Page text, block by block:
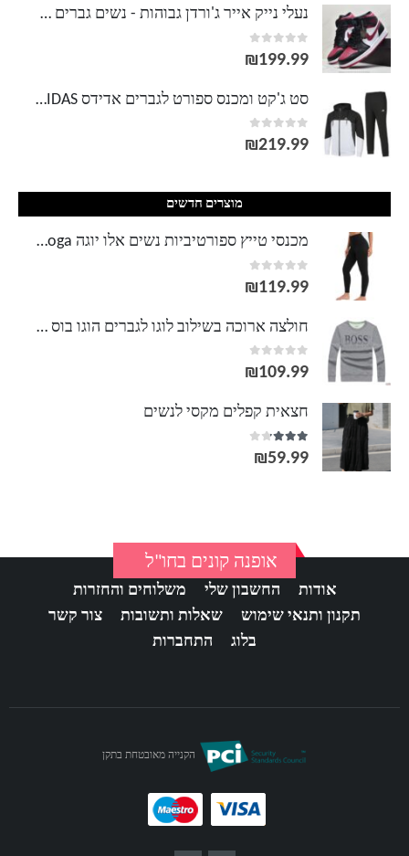
נעלי נייק אייר ג'ורדן גבוהות - נשים גברים NIKE AIR JORDAN
0
out of 5
₪199.99
סט ג'קט ומכנס ספורט לגברים אדידס ADIDAS
0
out of 5
₪219.99
מוצרים חדשים
מכנסי טייץ ספורטיביות נשים אלו יוגה Alo Yoga
0
out of 5
₪119.99
חולצה ארוכה בשילוב לוגו לגברים הוגו בוס Hugo Boss
0
out of 5
₪109.99
חצאית קפלים מקסי לנשים
3.17
out of 5
₪59.99
אופנה קונים בחו"ל
אודות החשבון שלי
משלוחים והחזרות
תקנון ותנאי שימוש
שאלות ותשובות
צור קשר
בלוג
התחברות
הקנייה מאובטחת בתקן